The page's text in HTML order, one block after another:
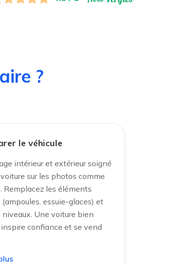
?
le véhicule
intérieur et extérieur soigné
sur les photos comme
Remplacez les éléments
essuie-glaces) et
niveaux. Une voiture bien
confiance et se vend